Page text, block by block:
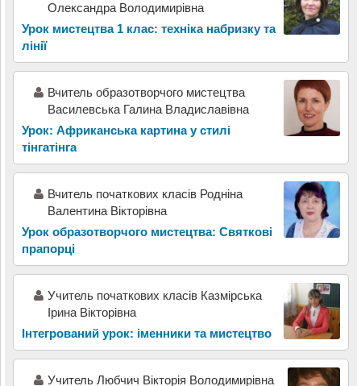
Олександра Володимирівна
Урок мистецтва 1 клас: техніка набризку та
лінії
Вчитель образотворчого мистецтва
Василевська Галина Владиславівна
Урок: Африканська картина у стилі
тінгатінга
Вчитель початкових класів Родніна
Валентина Вікторівна
Урок образотворчого мистецтва: Святкові
прапорці
Учитель початкових класів Казмірська
Ірина Вікторівна
Інтегрований урок: іменники та мистецтво
Учитель Любчич Вікторія Володимирівна